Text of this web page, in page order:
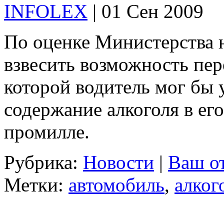
INFOLEX | 01 Сен 2009
По оценке
взвесить возможность
которой водитель мог бы
содержание алкоголя в
промилле.
Рубрика: Новости | Ваш
Метки: автомобиль,